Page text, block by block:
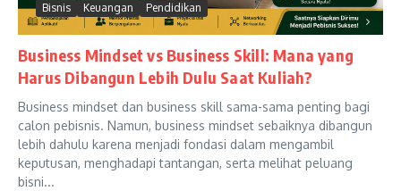
Bisnis Keuangan Pendidikan
Business Mindset vs Business Skill: Mana yang
Harus Dibangun Lebih Dulu Saat Kuliah?
Business mindset dan business skill sama-sama penting bagi
calon pebisnis. Namun, business mindset sebaiknya dibangun
lebih dahulu karena menjadi fondasi dalam mengambil
keputusan, menghadapi tantangan, serta melihat peluang
bisni...